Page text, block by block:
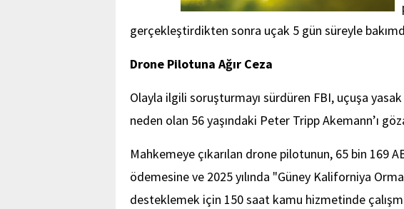
gerçekleştirdikten sonra uçak 5 gün süreyle
Drone Pilotuna Ağır Ceza
Olayla ilgili soruşturmayı sürdüren FBI, uçuşa
neden olan 56 yaşındaki Peter Tripp Akemann’ı
Mahkemeye çıkarılan drone pilotunun, 65 bin 169
ödemesine ve 2025 yılında "Güney Kaliforniya
desteklemek için 150 saat kamu hizmetinde